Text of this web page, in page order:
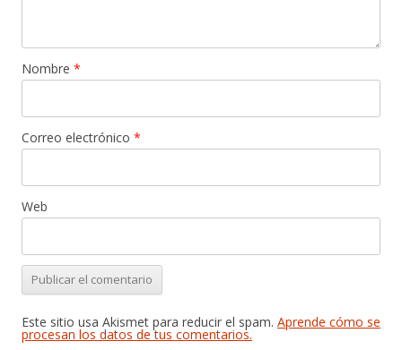
Nombre *
Correo electrónico *
Web
Este sitio usa Akismet para reducir el spam. Aprende cómo se
procesan los datos de tus comentarios.